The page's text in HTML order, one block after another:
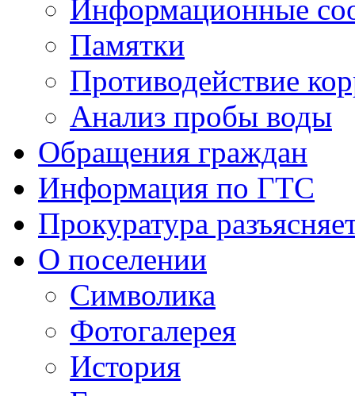
Информационные
Памятки
Противодействие
Анализ пробы воды
Обращения граждан
Информация по ГТС
Прокуратура
О поселении
Символика
Фотогалерея
История